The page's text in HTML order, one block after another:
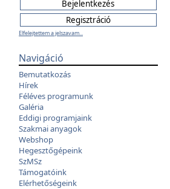
Elfelejtettem a jelszavam...
Navigáció
Bemutatkozás
Hírek
Féléves programunk
Galéria
Eddigi programjaink
Szakmai anyagok
Webshop
Hegesztőgépeink
SzMSz
Támogatóink
Elérhetőségeink